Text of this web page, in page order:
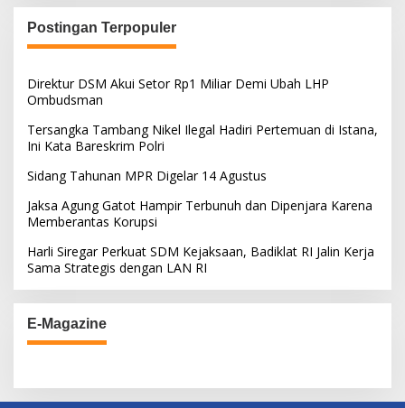
Postingan Terpopuler
Direktur DSM Akui Setor Rp1 Miliar Demi Ubah LHP
Ombudsman
Tersangka Tambang Nikel Ilegal Hadiri Pertemuan di Istana,
Ini Kata Bareskrim Polri
Sidang Tahunan MPR Digelar 14 Agustus
Jaksa Agung Gatot Hampir Terbunuh dan Dipenjara Karena
Memberantas Korupsi
Harli Siregar Perkuat SDM Kejaksaan, Badiklat RI Jalin Kerja
Sama Strategis dengan LAN RI
E-Magazine